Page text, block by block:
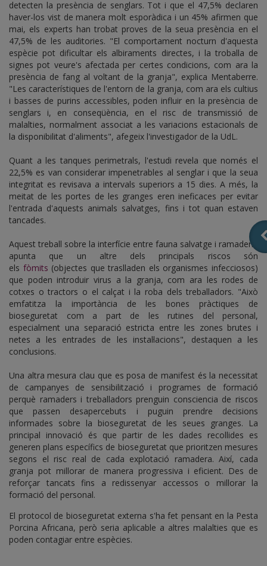
detecten la presència de senglars. Tot i que el 47,5% declaren
haver-los vist de manera molt esporàdica i un 45% afirmen que
mai, els experts han trobat proves de la seua presència en el
47,5% de les auditories. "El comportament nocturn d'aquesta
espècie pot dificultar els albiraments directes, i la troballa de
signes pot veure's afectada per certes condicions, com ara la
presència de fang al voltant de la granja", explica Mentaberre.
"Les característiques de l'entorn de la granja, com ara els cultius
i basses de purins accessibles, poden influir en la presència de
senglars i, en conseqüència, en el risc de transmissió de
malalties, normalment associat a les variacions estacionals de
la disponibilitat d'aliments", afegeix l'investigador de la UdL.
Quant a les tanques perimetrals, l'estudi revela que només el
22,5% es van considerar impenetrables al senglar i que la seua
integritat es revisava a intervals superiors a 15 dies. A més, la
meitat de les portes de les granges eren ineficaces per evitar
l'entrada d'aquests animals salvatges, fins i tot quan estaven
tancades.
Aquest treball sobre la interfície entre fauna salvatge i ramaderia
apunta que un altre dels principals riscos són
els fòmits (objectes que traslladen els organismes infecciosos)
que poden introduir virus a la granja, com ara les rodes de
cotxes o tractors o el calçat i la roba dels treballadors. "Això
emfatitza la importància de les bones pràctiques de
bioseguretat com a part de les rutines del personal,
especialment una separació estricta entre les zones brutes i
netes a les entrades de les instal·lacions", destaquen a les
conclusions.
Una altra mesura clau que es posa de manifest és la necessitat
de campanyes de sensibilització i programes de formació
perquè ramaders i treballadors prenguin consciencia de riscos
que passen desapercebuts i puguin prendre decisions
informades sobre la bioseguretat de les seues granges. La
principal innovació és que partir de les dades recollides es
generen plans específics de bioseguretat que prioritzen mesures
segons el risc real de cada explotació ramadera. Així, cada
granja pot millorar de manera progressiva i eficient. Des de
reforçar tancats fins a redissenyar accessos o millorar la
formació del personal.
El protocol de bioseguretat externa s'ha fet pensant en la Pesta
Porcina Africana, però seria aplicable a altres malalties que es
poden contagiar entre espècies.